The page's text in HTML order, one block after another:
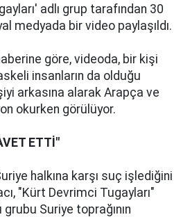
adlı grup tarafından 30
medyada bir video paylaşıldı.
göre, videoda, bir kişi
insanların da olduğu
arkasına alarak Arapça ve
okurken görülüyor.
ETTİ"
halkına karşı suç işlediğini
"Kürt Devrimci Tugayları"
grubu Suriye toprağının